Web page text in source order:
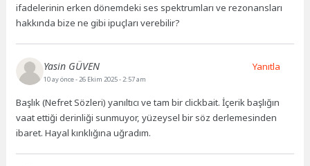
ifadelerinin erken dönemdeki ses spektrumları ve rezonansları
hakkında bize ne gibi ipuçları verebilir?
Yasin GÜVEN
10 ay önce- 26 Ekim 2025 - 2:57 am
Başlık (Nefret Sözleri) yanıltıcı ve tam bir clickbait. İçerik başlığın
vaat ettiği derinliği sunmuyor, yüzeysel bir söz derlemesinden
ibaret. Hayal kırıklığına uğradım.
Yanıtla